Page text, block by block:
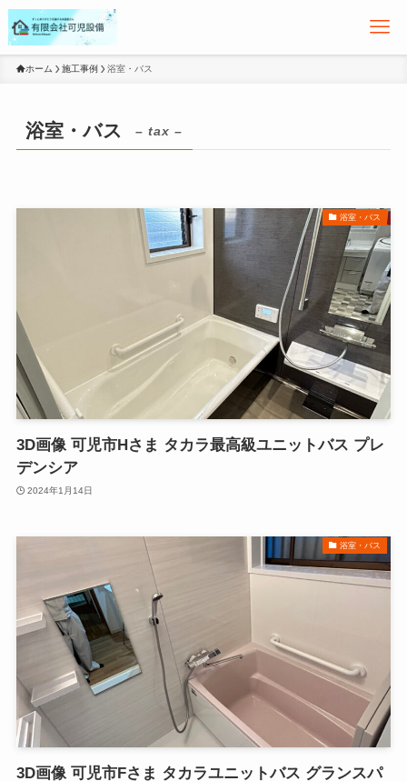
ホーム 施工事例 浴室・バス
浴室・バス – tax –
浴室・バス
3D画像 可児市Hさま タカラ最高級ユニットバス プレ
デンシア
2024年1月14日
浴室・バス
3D画像 可児市Fさま タカラユニットバス グランスパ